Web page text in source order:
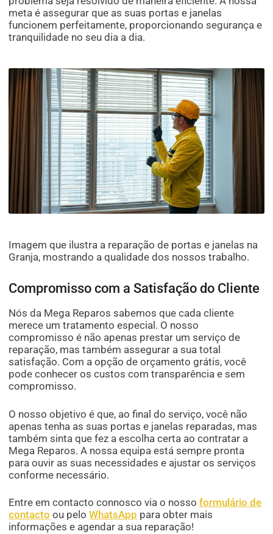
meta é assegurar que as suas portas e janelas
funcionem perfeitamente, proporcionando segurança e
tranquilidade no seu dia a dia.
Imagem que ilustra a reparação de portas e janelas na
Granja, mostrando a qualidade dos nossos trabalho.
Compromisso com a Satisfação do Cliente
Nós da Mega Reparos sabemos que cada cliente
merece um tratamento especial. O nosso
compromisso é não apenas prestar um serviço de
reparação, mas também assegurar a sua total
satisfação. Com a opção de orçamento grátis, você
pode conhecer os custos com transparência e sem
compromisso.
O nosso objetivo é que, ao final do serviço, você não
apenas tenha as suas portas e janelas reparadas, mas
também sinta que fez a escolha certa ao contratar a
Mega Reparos. A nossa equipa está sempre pronta
para ouvir as suas necessidades e ajustar os serviços
conforme necessário.
Entre em contacto connosco via o nossoformulário de
contacto ou peloWhatsApp para obter mais
informações e agendar a sua reparação!